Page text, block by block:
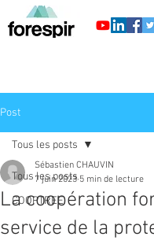
Post
Tous les posts
COOPTREE
Tous les posts
La coopération
service de la
Sébastien CHAUVIN
7 juin 2023 5 min de lecture